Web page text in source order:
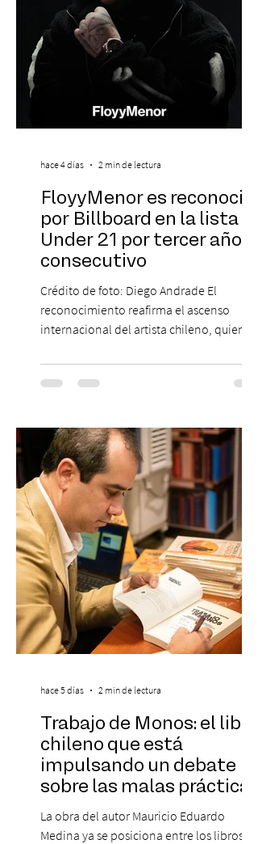
FloyyMenor es reconocido
por Billboard en la lista 21
Under 21 por tercer año
consecutivo
Crédito de foto: Diego Andrade El
reconocimiento reafirma el ascenso
internacional del artista chileno, quien
en la escena global. MIAMI, FL (3 de agosto
de 2026) — FloyyMenor ha sido
Under 21 por tercer año consecutivo,
formando parte una vez más de la
selección anual de la publicación que
destaca a los artistas menores de 21 años
más influyentes de la industria musical.
Este reconocimiento reaf
hace 4 días 2 min de lectura
Trabajo de Monos: el libro
chileno que está
impulsando un debate
sobre las malas prácticas
laborales y el futuro del
trabajo
La obra del autor Mauricio Eduardo
Medina ya se posiciona entre los libros
hace 5 días 2 min de lectura